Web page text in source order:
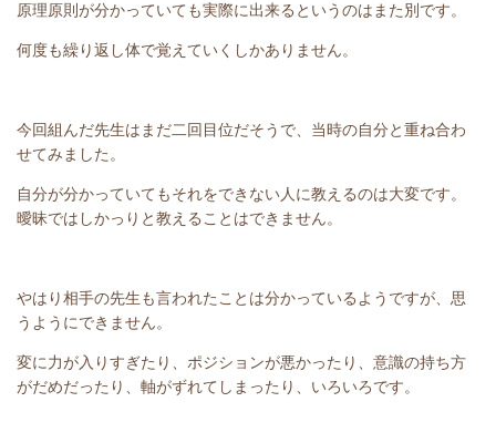
原理原則が分かっていても実際に出来るというのはまた別です。
何度も繰り返し体で覚えていくしかありません。
今回組んだ先生はまだ二回目位だそうで、当時の自分と重ね合わ
せてみました。
自分が分かっていてもそれをできない人に教えるのは大変です。
曖昧ではしかっりと教えることはできません。
やはり相手の先生も言われたことは分かっているようですが、思
うようにできません。
変に力が入りすぎたり、ポジションが悪かったり、意識の持ち方
がだめだったり、軸がずれてしまったり、いろいろです。